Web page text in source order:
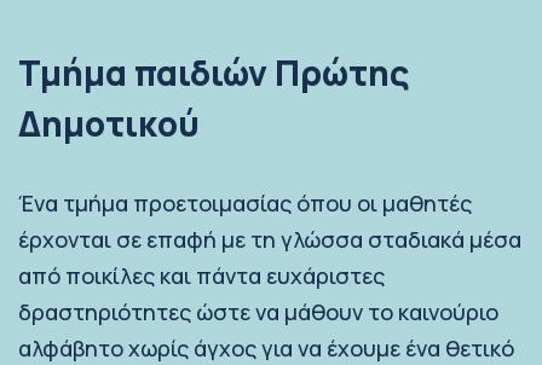
Τμήμα παιδιών Πρώτης
Δημοτικού
Ένα τμήμα προετοιμασίας όπου οι μαθητές
έρχονται σε επαφή με τη γλώσσα σταδιακά μέσα
από ποικίλες και πάντα ευχάριστες
δραστηριότητες ώστε να μάθουν το καινούριο
αλφάβητο χωρίς άγχος για να έχουμε ένα θετικό